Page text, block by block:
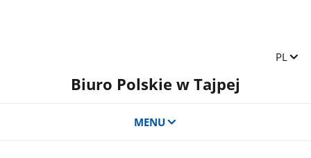
Zmień
PL
Biuro Polskie w Tajpej
MENU